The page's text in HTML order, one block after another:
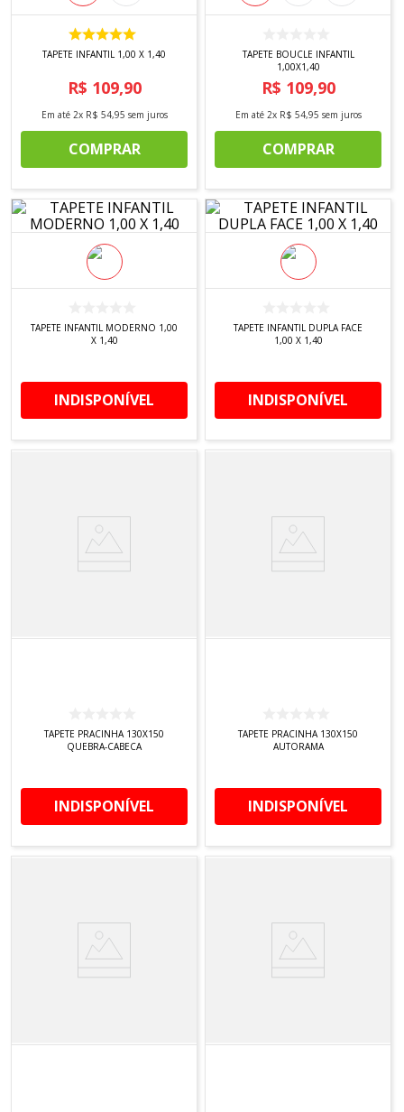
TAPETE INFANTIL 1,00 X 1,40
R$ 109,90
Em até 2x R$ 54,95 sem juros
COMPRAR
TAPETE BOUCLE INFANTIL
1,00X1,40
R$ 109,90
Em até 2x R$ 54,95 sem juros
COMPRAR
TAPETE INFANTIL MODERNO 1,00
X 1,40
INDISPONÍVEL
TAPETE INFANTIL DUPLA FACE
1,00 X 1,40
INDISPONÍVEL
TAPETE PRACINHA 130X150
QUEBRA-CABECA
INDISPONÍVEL
TAPETE PRACINHA 130X150
AUTORAMA
INDISPONÍVEL
tricoline digital
tecido oxford